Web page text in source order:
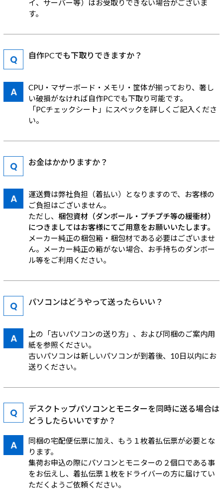
イ、サーバー等）はお受取りできない場合がございま
す。
自作PCでも下取りできますか？
CPU・マザーボード・メモリ・筐体が揃っており、著し
い破損がなければ自作PCでも下取り可能です。
「PCチェックシート」にスペックを詳しくご記入くださ
い。
お金はかかりますか？
運送費は弊社負担（着払い）となりますので、お客様の
ご負担はございません。
ただし、 梱包資材（ダンボール・プチプチ等の緩衝材）
につきましてはお客様にてご用意をお願いいたします。
メーカー純正の梱包箱・梱包材である必要はございませ
ん。メーカー純正の箱がない場合、お手持ちのダンボー
ル等をご利用ください。
パソコンはどうやって送ったらいい？
上の「古いパソコンの送り方」、および同梱のご案内用
紙を参照ください。
古いパソコンは新しいパソコンが到着後、10日以内にお
送りください。
デスクトップパソコンとモニターを同時に送る場合は
どうしたらいいですか？
同梱の宅配便伝票に加え、もう１枚着払伝票が必要とな
ります。
集荷お申込の際にパソコンとモニターの２個口である事
をお伝えし、着払伝票１枚をドライバーの方に届けてい
ただくようご依頼ください。